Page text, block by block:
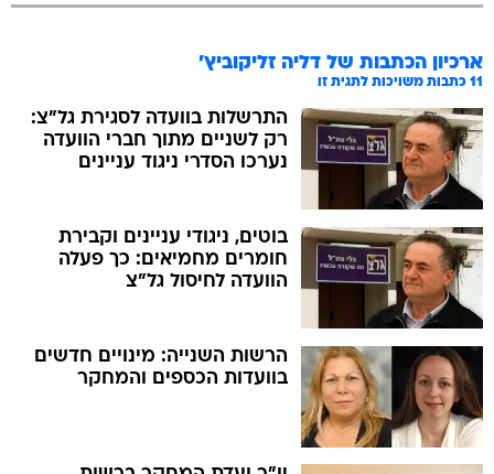
ארכיון הכתבות של דליה זליקוביץ'
11 כתבות משויכות לתגית זו
התרשלות בוועדה לסגירת גל"צ:
רק לשניים מתוך חברי הוועדה
נערכו הסדרי ניגוד עניינים
בוטים, ניגודי עניינים וקבירת
חומרים מחמיאים: כך פעלה
הוועדה לחיסול גל"צ
הרשות השנייה: מינויים חדשים
בוועדות הכספים והמחקר